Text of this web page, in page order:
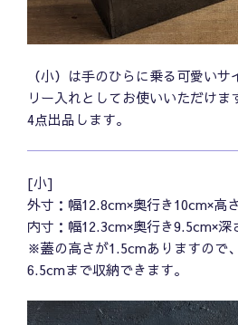
（小）は手のひらに乗る可愛い
リー入れとしてお使いいただけま
4点出品します。
[小]
外寸：幅12.8cm×奥行き10cm×高
内寸：幅12.3cm×奥行き9.5cm×深
※蓋の高さが1.5cmありますので
6.5cmまで収納できます。